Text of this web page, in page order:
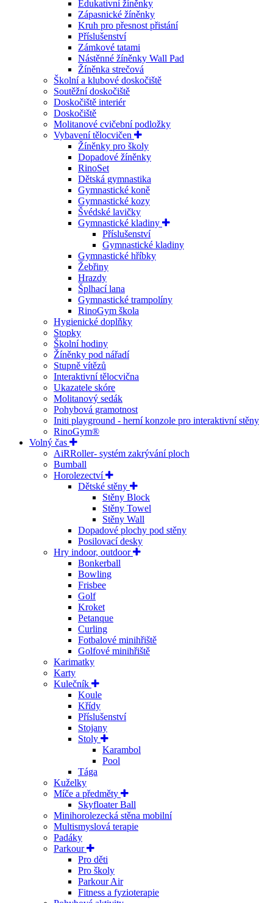
Edukativní žíněnky
Zápasnické žíněnky
Kruh pro přesnost přistání
Příslušenství
Zámkové tatami
Nástěnné žíněnky Wall Pad
Žíněnka strečová
Školní a klubové doskočiště
Soutěžní doskočiště
Doskočiště interiér
Doskočiště
Molitanové cvičební podložky
Vybavení tělocvičen
Žíněnky pro školy
Dopadové žíněnky
RinoSet
Dětská gymnastika
Gymnastické koně
Gymnastické kozy
Švédské lavičky
Gymnastické kladiny
Příslušenství
Gymnastické kladiny
Gymnastické hříbky
Žebřiny
Hrazdy
Šplhací lana
Gymnastické trampolíny
RinoGym škola
Hygienické doplňky
Stopky
Školní hodiny
Žíněnky pod nářadí
Stupně vítězů
Interaktivní tělocvična
Ukazatele skóre
Molitanový sedák
Pohybová gramotnost
Initi playground - herní konzole pro interaktivní stěny
RinoGym®
Volný čas
AiRRoller- systém zakrývání ploch
Bumball
Horolezectví
Dětské stěny
Stěny Block
Stěny Towel
Stěny Wall
Dopadové plochy pod stěny
Posilovací desky
Hry indoor, outdoor
Bonkerball
Bowling
Frisbee
Golf
Kroket
Petanque
Curling
Fotbalové minihřiště
Golfové minihřiště
Karimatky
Karty
Kulečník
Koule
Křídy
Příslušenství
Stojany
Stoly
Karambol
Pool
Tága
Kuželky
Míče a předměty
Skyfloater Ball
Minihorolezecká stěna mobilní
Multismyslová terapie
Padáky
Parkour
Pro děti
Pro školy
Parkour Air
Fitness a fyzioterapie